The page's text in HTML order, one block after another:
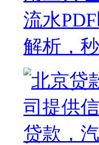
流水
解析，